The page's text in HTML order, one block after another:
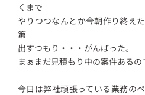
くまで
やりつつなんとか今朝作り終え
第
出すつもり・・・がんばった。
まぁまだ見積もり中の案件あるの
今日は弊社頑張っている業務の